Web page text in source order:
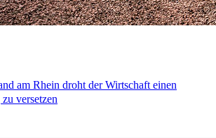
am Rhein droht der Wirtschaft einen
versetzen